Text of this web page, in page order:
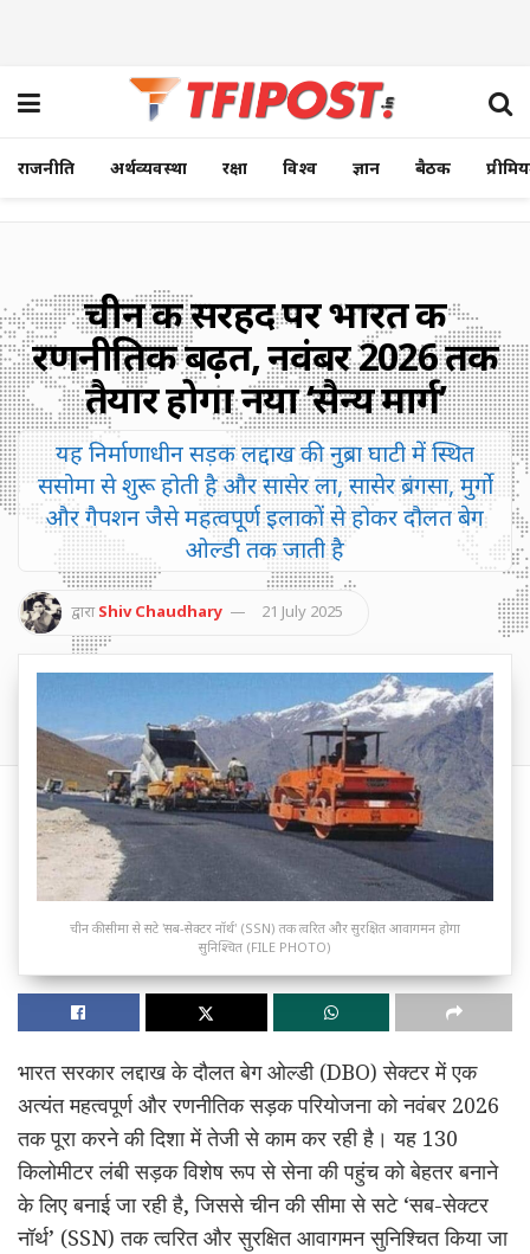
राजनीति अर्थव्यवस्था रक्षा विश्व ज्ञान बैठक
चीन की सरहद पर भारत की
रणनीतिक बढ़त, नवंबर 2026 तक
तैयार होगा नया ‘सैन्य मार्ग’
यह निर्माणाधीन सड़क लद्दाख की नुब्रा घाटी में स्थित
ससोमा से शुरू होती है और सासेर ला, सासेर ब्रंगसा, मुर्गो
और गैपशन जैसे महत्वपूर्ण इलाकों से होकर दौलत बेग
ओल्डी तक जाती है
द्वारा Shiv Chaudhary 21 July 2025
चीन की सीमा से सटे 'सब-सेक्टर नॉर्थ' (SSN) तक त्वरित और सुरक्षित आवागमन होगा
सुनिश्चित (FILE PHOTO)
भारत सरकार लद्दाख के दौलत बेग ओल्डी (DBO) सेक्टर में एक
अत्यंत महत्वपूर्ण और रणनीतिक सड़क परियोजना को नवंबर 2026
तक पूरा करने की दिशा में तेजी से काम कर रही है। यह 130
किलोमीटर लंबी सड़क विशेष रूप से सेना की पहुंच को बेहतर बनाने
के लिए बनाई जा रही है, जिससे चीन की सीमा से सटे ‘सब-सेक्टर
नॉर्थ’ (SSN) तक त्वरित और सुरक्षित आवागमन सुनिश्चित किया जा